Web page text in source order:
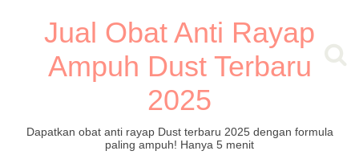
Jual Obat Anti Rayap
Ampuh Dust Terbaru
2025
Dapatkan obat anti rayap Dust terbaru 2025 dengan formula
paling ampuh! Hanya 5 menit